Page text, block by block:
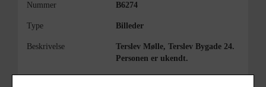
Nummer B6274
Type Billeder
Beskrivelse
Terslev Mølle, Terslev Bygade 24.
Personen er ukendt.